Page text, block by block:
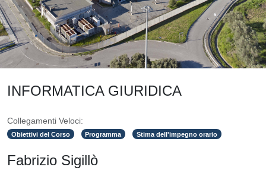
INFORMATICA GIURIDICA
Collegamenti Veloci:
Obiettivi del Corso Programma Stima dell'impegno orario
Fabrizio Sigillò